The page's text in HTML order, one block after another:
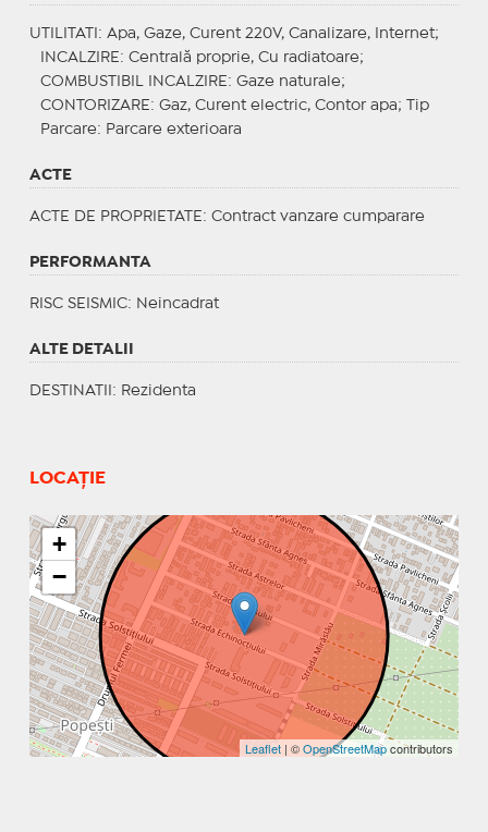
UTILITATI : Apa, Gaze, Curent 220V, Canalizare, Internet;
INCALZIRE : Centrală proprie, Cu radiatoare;
COMBUSTIBIL INCALZIRE : Gaze naturale;
CONTORIZARE : Gaz, Curent electric, Contor apa;
Tip
Parcare: Parcare exterioara
ACTE
ACTE DE PROPRIETATE : Contract vanzare cumparare
PERFORMANTA
RISC SEISMIC: Neincadrat
ALTE DETALII
DESTINATII : Rezidenta
LOCAȚIE
+
−
Leaflet | ©OpenStreetMapcontributors